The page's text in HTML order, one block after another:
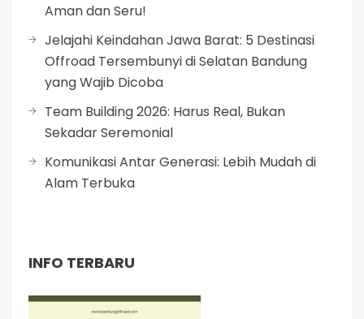
Aman dan Seru!
Jelajahi Keindahan Jawa Barat: 5 Destinasi
Offroad Tersembunyi di Selatan Bandung
yang Wajib Dicoba
Team Building 2026: Harus Real, Bukan
Sekadar Seremonial
Komunikasi Antar Generasi: Lebih Mudah di
Alam Terbuka
INFO TERBARU